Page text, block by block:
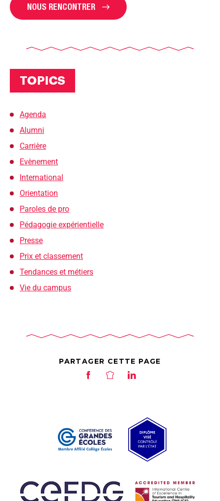
NOUS RENCONTRER
TOPICS
Agenda
Alumni
Carrière
Evènement
International
Orientation
Paroles de pro
Pédagogie expérientielle
Presse
Prix et classement
Tendances et métiers
Vie du campus
PARTAGER CETTE PAGE